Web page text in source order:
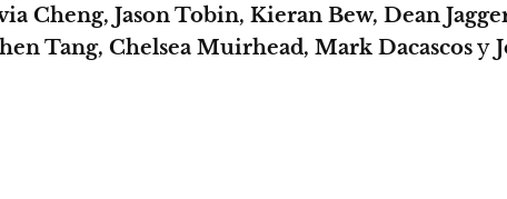
Cheng, Jason Tobin, Kieran Bew, Dean
Tang, Chelsea Muirhead, Mark Dacascosy